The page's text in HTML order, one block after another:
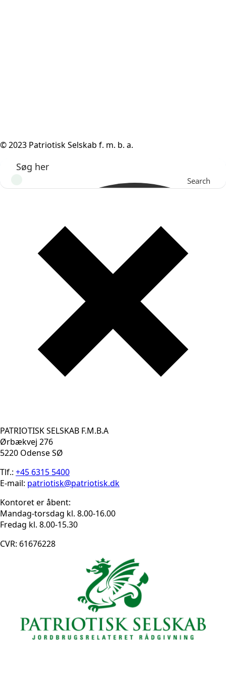
© 2023 Patriotisk Selskab f. m. b. a.
Search
PATRIOTISK SELSKAB F.M.B.A
Ørbækvej 276
5220 Odense SØ
Tlf.: +45 6315 5400
E-mail: patriotisk@patriotisk.dk
Kontoret er åbent:
Mandag-torsdag kl. 8.00-16.00
Fredag kl. 8.00-15.30
CVR: 61676228